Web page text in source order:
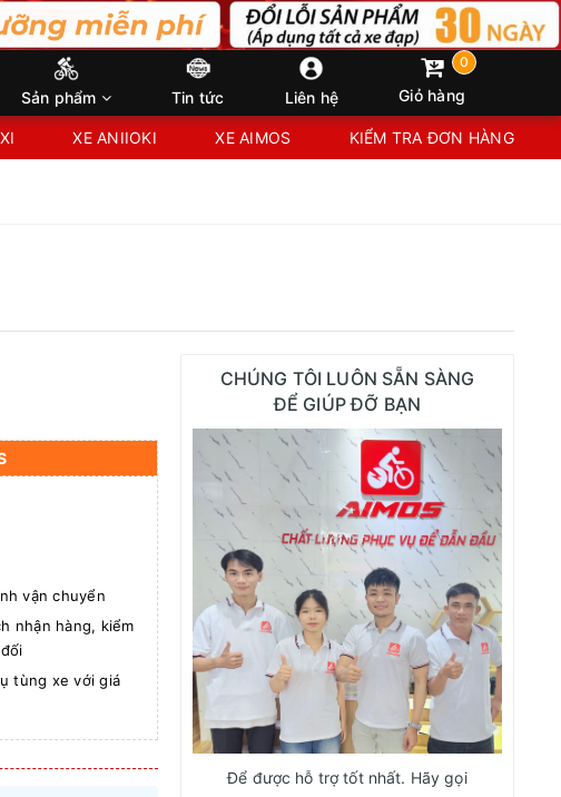
Sản phẩm Tin tức Liên hệ
0
Giỏ hàng
XE ANIIOKI XE AIMOS KIỂM TRA ĐƠN HÀNG
vận chuyển
nhận hàng, kiểm
tùng xe với giá
CHÚNG TÔI LUÔN SẴN SÀNG
ĐỂ GIÚP ĐỠ BẠN
Để được hỗ trợ tốt nhất. Hãy gọi